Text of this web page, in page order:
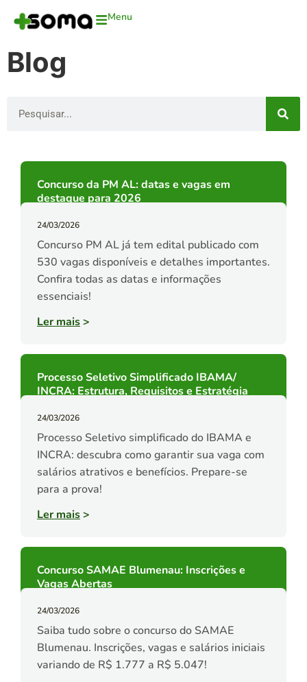
Menu
Blog
Concurso da PM AL: datas e vagas em
destaque para 2026
24/03/2026
Concurso PM AL já tem edital publicado com
530 vagas disponíveis e detalhes importantes.
Confira todas as datas e informações
essenciais!
Ler mais>
Processo Seletivo Simplificado IBAMA/
INCRA: Estrutura, Requisitos e Estratégia
24/03/2026
Processo Seletivo simplificado do IBAMA e
INCRA: descubra como garantir sua vaga com
salários atrativos e benefícios. Prepare-se
para a prova!
Ler mais>
Concurso SAMAE Blumenau: Inscrições e
Vagas Abertas
24/03/2026
Saiba tudo sobre o concurso do SAMAE
Blumenau. Inscrições, vagas e salários iniciais
variando de R$ 1.777 a R$ 5.047!